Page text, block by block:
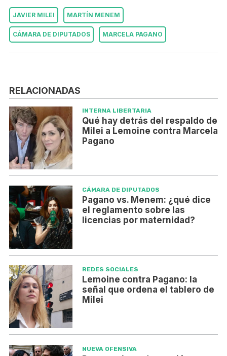
JAVIER MILEI MARTÍN MENEM
CÁMARA DE DIPUTADOS MARCELA PAGANO
RELACIONADAS
INTERNA LIBERTARIA
Qué hay detrás del respaldo de
Milei a Lemoine contra Marcela
Pagano
CÁMARA DE DIPUTADOS
Pagano vs. Menem: ¿qué dice
el reglamento sobre las
licencias por maternidad?
REDES SOCIALES
Lemoine contra Pagano: la
señal que ordena el tablero de
Milei
NUEVA OFENSIVA